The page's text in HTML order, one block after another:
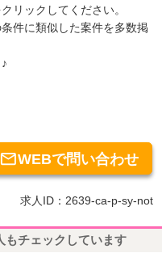
リックしてください。
件に類似した案件を多数掲
WEBで問い合わせ
求人ID：2639-ca-p-sy-not
もチェックしています